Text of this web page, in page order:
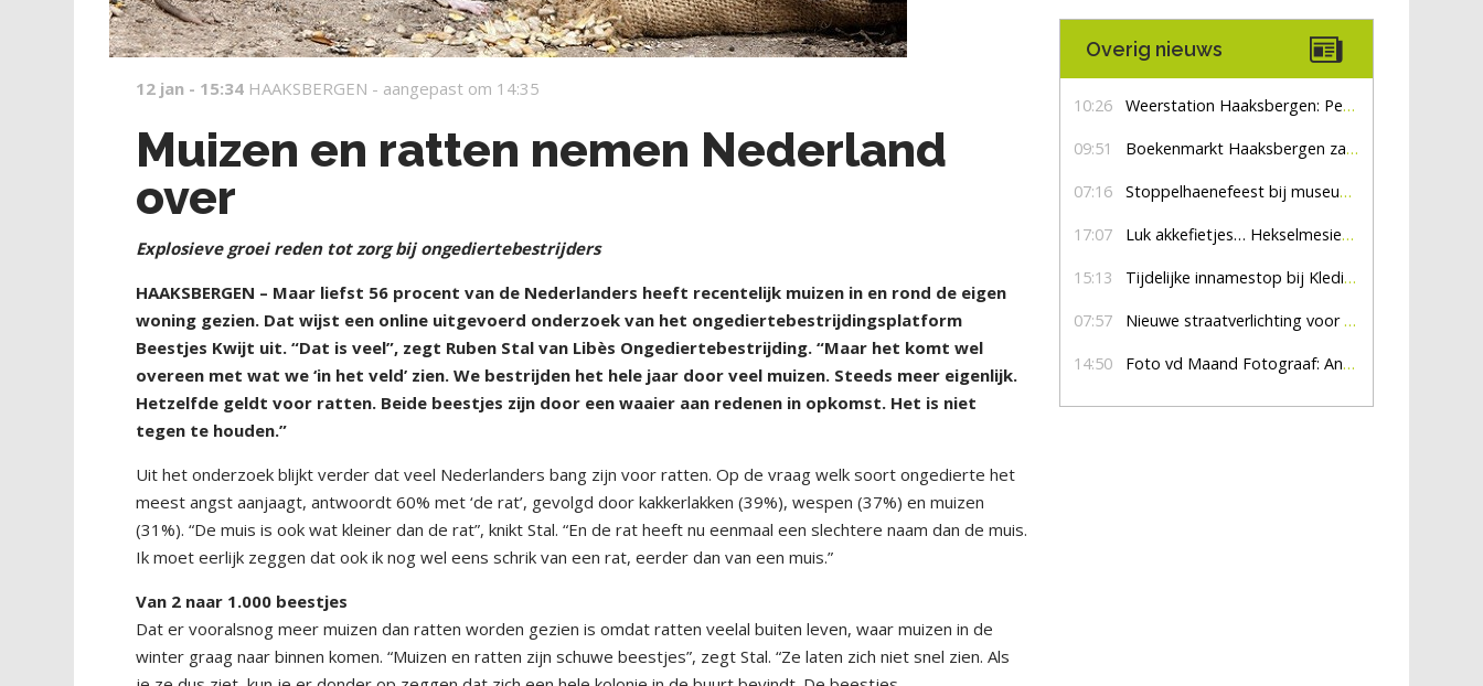
12 jan - 15:34 HAAKSBERGEN - aangepast om 14:35
Muizen en ratten nemen Nederland
over
Explosieve groei reden tot zorg bij ongediertebestrijders
HAAKSBERGEN – Maar liefst 56 procent van de Nederlanders heeft recentelijk muizen in en rond de eigen
woning gezien. Dat wijst een online uitgevoerd onderzoek van het ongediertebestrijdingsplatform
Beestjes Kwijt uit. “Dat is veel”, zegt Ruben Stal van Libès Ongediertebestrijding. “Maar het komt wel
overeen met wat we ‘in het veld’ zien. We bestrijden het hele jaar door veel muizen. Steeds meer eigenlijk.
Hetzelfde geldt voor ratten. Beide beestjes zijn door een waaier aan redenen in opkomst. Het is niet
tegen te houden.”
Uit het onderzoek blijkt verder dat veel Nederlanders bang zijn voor ratten. Op de vraag welk soort ongedierte het
meest angst aanjaagt, antwoordt 60% met ‘de rat’, gevolgd door kakkerlakken (39%), wespen (37%) en muizen
(31%). “De muis is ook wat kleiner dan de rat”, knikt Stal. “En de rat heeft nu eenmaal een slechtere naam dan de muis.
Ik moet eerlijk zeggen dat ook ik nog wel eens schrik van een rat, eerder dan van een muis.”
Van 2 naar 1.000 beestjes
Dat er vooralsnog meer muizen dan ratten worden gezien is omdat ratten veelal buiten leven, waar muizen in de
winter graag naar binnen komen. “Muizen en ratten zijn schuwe beestjes”, zegt Stal. “Ze laten zich niet snel zien. Als
Overig nieuws
10:26 Weerstation Haaksbergen: Perioden met zon en droog
09:51 Boekenmarkt Haaksbergen zaterdag 8 augustus, marktplein Haaksbergen
07:16 Stoppelhaenefeest bij museum De Lebbenbrugge
17:07 Luk akkefietjes… HekselmesienHarry
15:13 Tijdelijke innamestop bij Kledingbank Stefania
07:57 Nieuwe straatverlichting voor De Veldmaat en De Pas
14:50 Foto vd Maand Fotograaf: Anna Jalving